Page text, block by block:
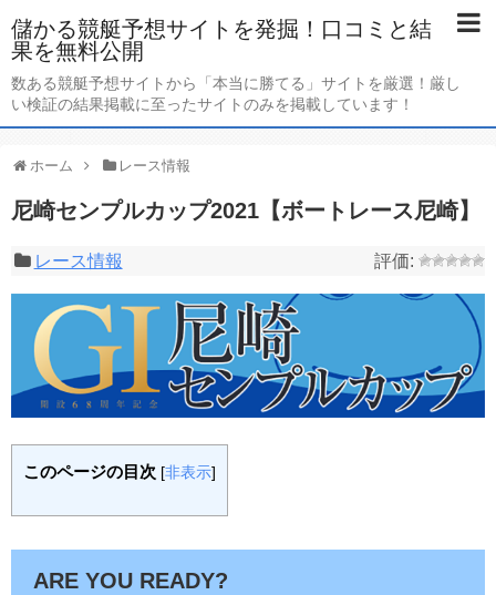
儲かる競艇予想サイトを発掘！口コミと結
果を無料公開
数ある競艇予想サイトから「本当に勝てる」サイトを厳選！厳し
い検証の結果掲載に至ったサイトのみを掲載しています！
ホーム レース情報
尼崎センプルカップ2021【ボートレース尼崎】
レース情報
このページの目次 [非表示]
ARE YOU READY?